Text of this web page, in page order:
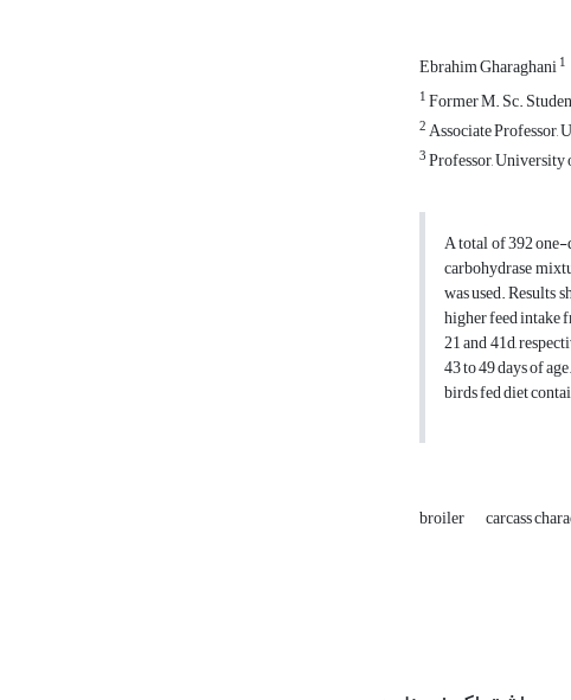
Ebrahim Gharaghani1
1Former M. Sc.
2Associate Professor,
3Professor, University
A total of 392
carbohydrase
was used. Results
higher feed intake
21 and 41d,
43 to 49 days of
birds fed diet
broiler carcass